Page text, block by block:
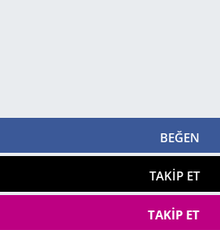
BEĞEN
TAKIP ET
TAKIP ET